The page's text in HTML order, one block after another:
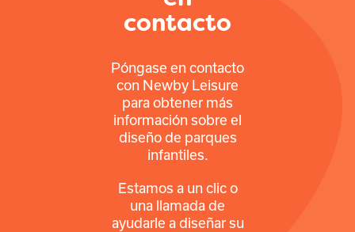
contacto
Póngase en contacto
con Newby Leisure
para obtener más
información sobre el
diseño de parques
infantiles.
Estamos a un clic o
una llamada de
ayudarle a diseñar su